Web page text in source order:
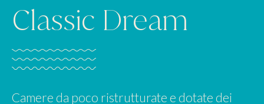
Classic Dream
Camere da poco ristrutturate e dotate dei